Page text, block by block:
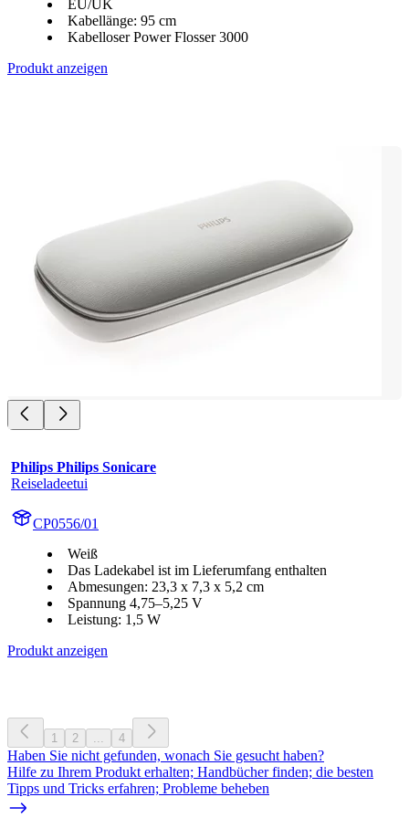
EU/UK
Kabellänge: 95 cm
Kabelloser Power Flosser 3000
Produkt anzeigen
Philips Philips Sonicare
Reiseladeetui
CP0556/01
Weiß
Das Ladekabel ist im Lieferumfang enthalten
Abmesungen: 23,3 x 7,3 x 5,2 cm
Spannung 4,75–5,25 V
Leistung: 1,5 W
Produkt anzeigen
1 2 ... 4
Haben Sie nicht gefunden, wonach Sie gesucht haben?
Hilfe zu Ihrem Produkt erhalten; Handbücher finden; die besten
Tipps und Tricks erfahren; Probleme beheben